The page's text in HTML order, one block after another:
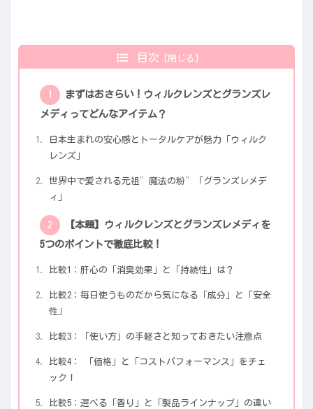
目次
まずはおさらい！ウィルクレンズとグランズレ
メディってどんなアイテム？
日本生まれの安心感とトータルケアが魅力「ウィルク
レンズ」
世界中で愛される元祖”魔法の粉”「グランズレメデ
ィ」
【本題】ウィルクレンズとグランズレメディを
5つのポイントで徹底比較！
比較1：肝心の「消臭効果」と「持続性」は？
比較2：毎日使うものだから気になる「成分」と「安全
性」
比較3：「使い方」の手軽さと知っておきたい注意点
比較4： 「価格」と「コストパフォーマンス」をチェ
ック！
比較5：選べる「香り」と「製品ラインナップ」の違い